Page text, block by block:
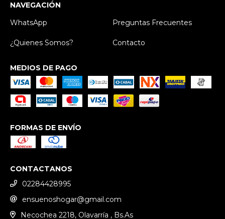
NAVEGACIÓN
WhatsApp
Preguntas Frecuentes
¿Quienes Somos? Contacto
MEDIOS DE PAGO
FORMAS DE ENVÍO
CONTACTANOS
02284428995
ensuenoshogar@gmail.com
Necochea 2218, Olavarría , Bs.As